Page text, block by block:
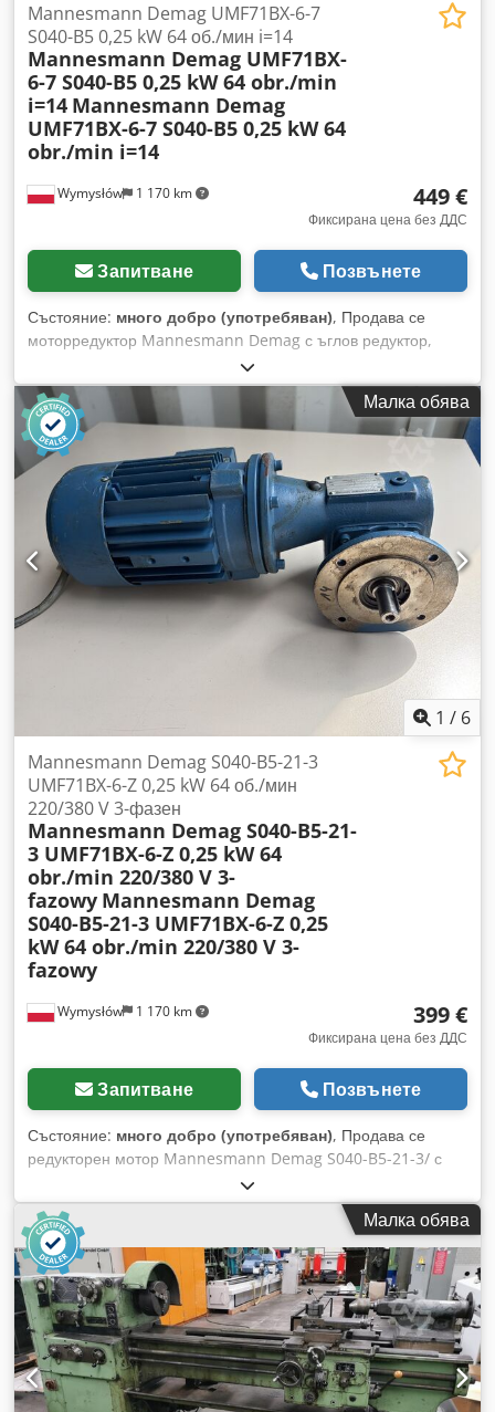
Wymysłów 1 170 km
Mannesmann Demag UMF71BX-6-7
S040-B5 0,25 kW 64 об./мин i=14
Mannesmann Demag UMF71BX-
6-7 S040-B5 0,25 kW 64 obr./min
i=14 Mannesmann Demag
UMF71BX-6-7 S040-B5 0,25 kW 64
obr./min i=14
449 €
Фиксирана цена без ДДС
Запитване Позвънете
Състояние: много добро (употребяван), Продава се
моторредуктор Mannesmann Demag с ъглов редуктор,
напълно изправен и готов за работа. Устройството е
проверено и е в добро техническо състояние. Има
нормални следи от употреба, произтичащи от
експлоатацията. Dodpfx Amozn Aamj Rowa Технически
данни: Производител: Mannesmann Demag Тип двигател:
UMF71BX-6-7 Тип редуктор: S040-B5-21-3 Мощност на
двигателя: 0,25 kW Захранване: 3×220/380 V Честота: 50 Hz
Скорост на въртене на двигателя: 890 об./мин Изходна
скорост на въртене: 64 об./мин Предавателно число: i =
14:1 Степен на защита: IP54 Клас на изолация: B
Малка обява
1 / 6
Wymysłów 1 170 km
Mannesmann Demag S040-B5-21-3
UMF71BX-6-Z 0,25 kW 64 об./мин
220/380 V 3-фазен
Mannesmann Demag S040-B5-21-
3 UMF71BX-6-Z 0,25 kW 64
obr./min 220/380 V 3-
fazowy Mannesmann Demag
S040-B5-21-3 UMF71BX-6-Z 0,25
kW 64 obr./min 220/380 V 3-
fazowy
399 €
Фиксирана цена без ДДС
Запитване Позвънете
Състояние: много добро (употребяван), Продава се
редукторен мотор Mannesmann Demag S040-B5-21-3/ с
трифазен мотор UMF71BX-6-Z с мощност 0,25 kW.
Устройството е напълно функционално, тествано и готово
за работа. Техническото и визуалното състояние е добро,
забелязват се нормални следи от употреба, произтичащи
от експлоатацията. Здравата трансмисия и надеждният
мотор правят редукторния мотор идеален за задвижване
на транспортьори, подаващи устройства, производствени
машини и други индустриални устройства. Технически
данни: Производител: Mannesmann Demag Тип на
трансмисията: S040-B5-21-3/ Тип на мотора: UMF71BX-6-Z
Малка обява